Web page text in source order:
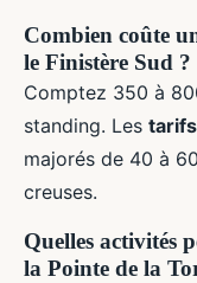
Combien coûte
le Finistère Sud ?
Comptez 350 à
standing. Les
majorés de 40 à
creuses.
Quelles activités
la Pointe de la